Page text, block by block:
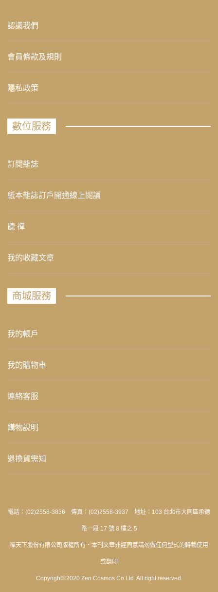
認識我們
會員條款及規則
隱私政策
數位服務
訂閱雜誌
紙本雜誌訂戶開通線上閱讀
聽 禪
我的收藏文章
商城服務
我的帳戶
我的購物車
連絡客服
購物說明
退換貨需知
電話：(02)2558-3836 傳真：(02)2558-3937 地址：103 台北市大同區承德
路一段 17 號 8 樓之 5
禪天下股份有限公司版權所有‧本刊文章非經同意請勿做任何型式的轉載使用
或翻印
Copyright©2020 Zen Cosmos Co Ltd. All right reserved.